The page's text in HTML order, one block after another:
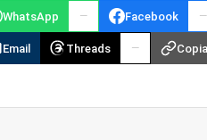
WhatsApp Facebook
Email Threads